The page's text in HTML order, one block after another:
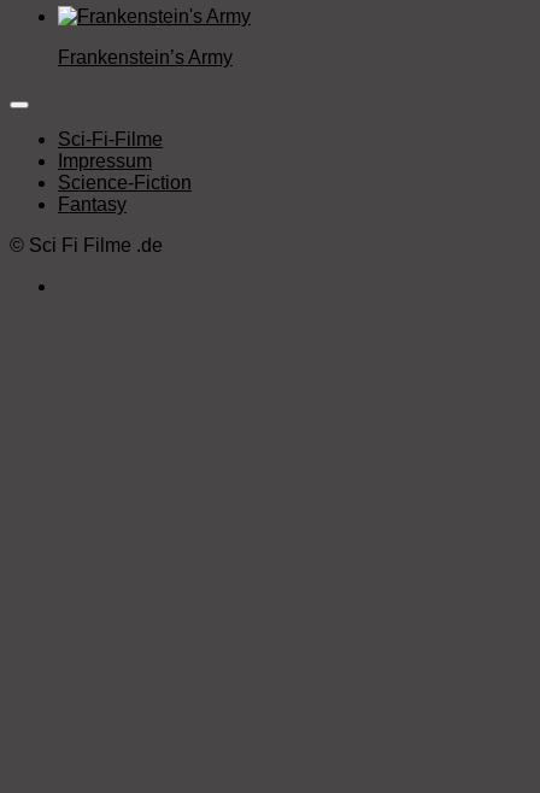
Frankenstein’s Army
Sci-Fi-Filme
Impressum
Science-Fiction
Fantasy
© Sci Fi Filme .de